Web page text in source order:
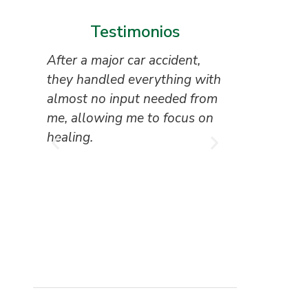
Testimonios
After a major car accident,
they handled everything with
almost no input needed from
me, allowing me to focus on
healing.